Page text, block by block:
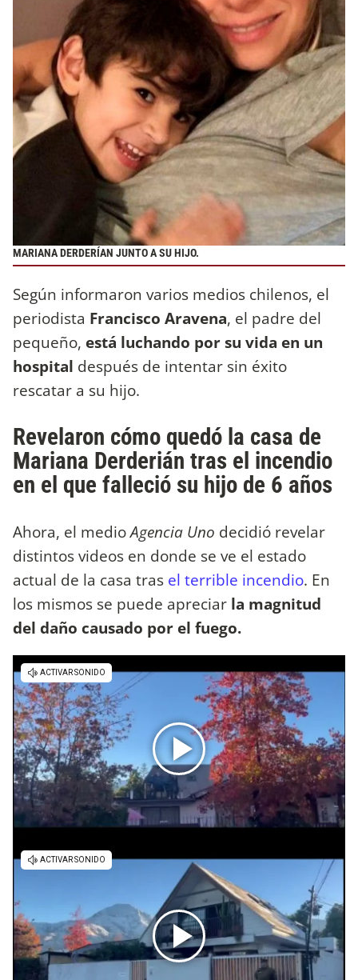
MARIANA DERDERÍAN JUNTO A SU HIJO.
Según informaron varios medios chilenos, el
periodista Francisco Aravena, el padre del
pequeño, está luchando por su vida en un
hospital después de intentar sin éxito
rescatar a su hijo.
Revelaron cómo quedó la casa de
Mariana Derderián tras el incendio
en el que falleció su hijo de 6 años
Ahora, el medioAgencia Uno decidió revelar
distintos videos en donde se ve el estado
actual de la casa tras el terrible incendio. En
los mismos se puede apreciar la magnitud
del daño causado por el fuego.